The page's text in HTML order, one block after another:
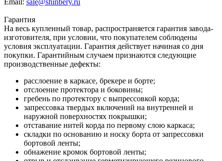
Гарантия
На весь купленный товар, распространяется гарантия завода-
изготовителя, при условии, что покупателем соблюдены
условия эксплуатации. Гарантия действует начиная со дня
покупки. Гарантийным случаем признаются следующие
производственные дефекты:
расслоение в каркасе, брекере и борте;
отслоение протектора и боковины;
гребень по протектору с выпрессовкой корда;
запрессовка твердых включений на внутренней и
наружной поверхностях покрышки;
отставание нитей корда по первому слою каркаса;
складки по основанию и носку борта от запрессовки
бортовой ленты;
обнажение кромок бортовой ленты;